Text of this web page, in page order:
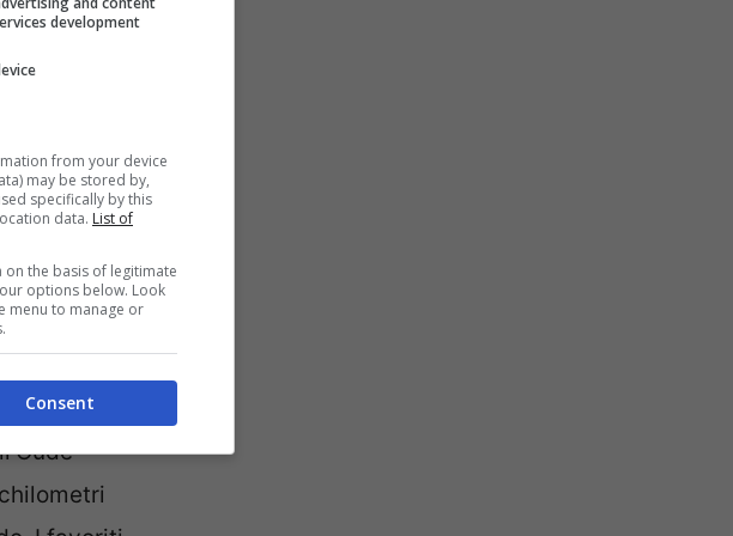
della gara.
la
in pavé,
dall’inizio
pendenza
regala
development
from your device
may be stored by,
specifically by this
data. List of
the basis of legitimate
options below. Look
menu to manage or
Consent